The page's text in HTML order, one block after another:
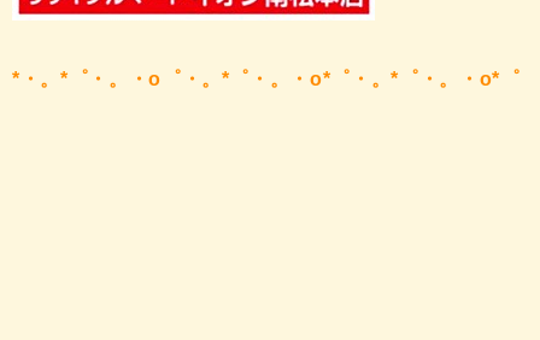
*・。*゜・。・o゜・。*゜・。・o*゜・。*゜・。・o*゜